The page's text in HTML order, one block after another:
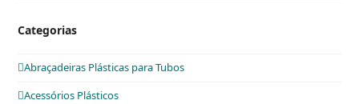
Categorias
Abraçadeiras Plásticas para Tubos
Acessórios Plásticos